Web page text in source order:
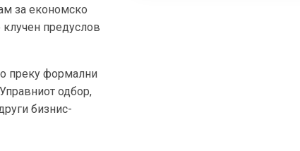
за економско
клучен предуслов
преку формални
одбор,
бизнис-